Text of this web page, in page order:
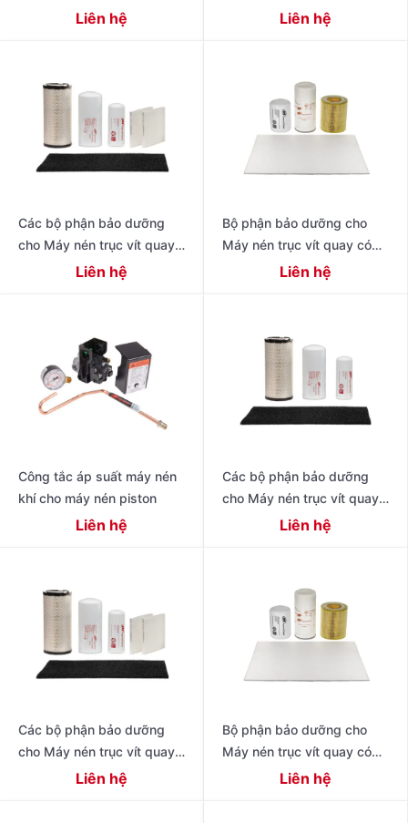
Liên hệ
có dầu thế hệ tiếp theo R
Liên hệ
Các bộ phận bảo dưỡng
cho Máy nén trục vít quay
có dầu hiệu suất cao thế hệ
Liên hệ
Bộ phận bảo dưỡng cho
Máy nén trục vít quay có
dầu 4-11 kW Dòng R
Liên hệ
Công tắc áp suất máy nén
khí cho máy nén piston
Liên hệ
Các bộ phận bảo dưỡng
cho Máy nén trục vít quay
có dầu thế hệ tiếp theo R
Liên hệ
Các bộ phận bảo dưỡng
cho Máy nén trục vít quay
có dầu hiệu suất cao thế hệ
Liên hệ
Bộ phận bảo dưỡng cho
Máy nén trục vít quay có
dầu 4-11 kW Dòng R
Liên hệ